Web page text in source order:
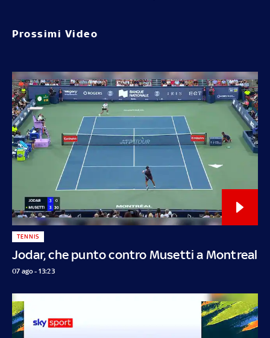
Prossimi Video
Jodar, che punto contro Musetti a Montreal
TENNIS
07 ago - 13:23